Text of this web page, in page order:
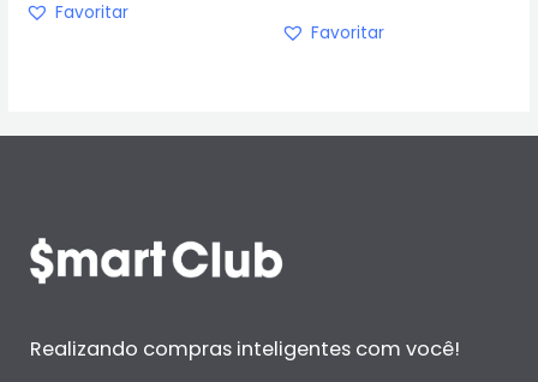
Favoritar
Favoritar
Realizando compras inteligentes com você!